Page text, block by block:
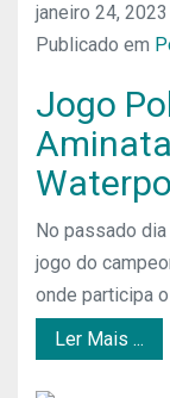
janeiro 24, 2023
Publicado em
Jogo
No passado
jogo do
onde participa
Ler Mais ...